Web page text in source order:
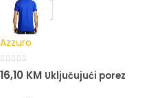
Azzuro
0out of 5
16,10 KM Uključujući porez